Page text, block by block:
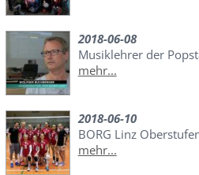
2018-06-08
Musiklehrer der
mehr...
2018-06-10
BORG Linz
mehr...